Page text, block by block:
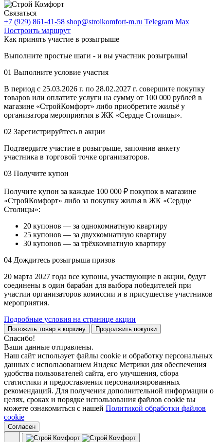
Связаться
+7 (929) 861-41-58 shop@stroikomfort-m.ru Telegram Max
Построить маршрут
Как принять участие в розыгрыше
Выполните простые шаги - и вы участник розыгрыша!
01 Выполните условие участия
В период с 25.03.2026 г. по 28.02.2027 г. совершите покупку
товаров или оплатите услуги на сумму от 100 000 рублей в
магазине «СтройКомфорт» либо приобретите жильё у
организатора мероприятия в ЖК «Сердце Столицы».
02 Зарегистрируйтесь в акции
Подтвердите участие в розыгрыше, заполнив анкету
участника в торговой точке организаторов.
03 Получите купон
Получите купон за каждые 100 000 ₽ покупок в магазине
«СтройКомфорт» либо за покупку жилья в ЖК «Сердце
Столицы»:
20 купонов — за однокомнатную квартиру
25 купонов — за двухкомнатную квартиру
30 купонов — за трёхкомнатную квартиру
04 Дождитесь розыгрыша призов
20 марта 2027 года все купоны, участвующие в акции, будут
соединены в один барабан для выбора победителей при
участии организаторов комиссии и в присуществе участников
мероприятия.
Подробные условия на странице акции
Положить товар в корзину Продолжить покупки
Спасибо!
Ваши данные отправлены.
Наш сайт использует файлы cookie и обработку персональных
данных с использованием Яндекс Метрики для обеспечения
удобства пользователей сайта, его улучшения, сбора
статистики и предоставления персонализированных
рекомендаций. Для получения дополнительной информации о
целях, сроках и порядке использования файлов cookie вы
можете ознакомиться с нашей Политикой обработки файлов
cookie
Согласен